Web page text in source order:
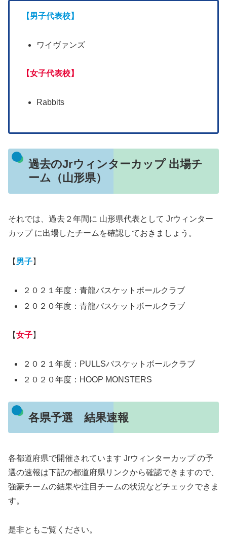
【男子代表校】
ワイヴァンズ
【女子代表校】
Rabbits
過去のJrウィンターカップ 出場チ
ーム（山形県）
それでは、過去２年間に 山形県代表として Jrウィンター
カップ に出場したチームを確認しておきましょう。
【 男子】
２０２１年度：青龍バスケットボールクラブ
２０２０年度：青龍バスケットボールクラブ
【女子】
２０２１年度：PULLSバスケットボールクラブ
２０２０年度：HOOP MONSTERS
各県予選 結果速報
各都道府県で開催されています Jrウィンターカップ の予
選の速報は下記の都道府県リンクから確認できますので、
強豪チームの結果や注目チームの状況などチェックできま
す。
是非ともご覧ください。